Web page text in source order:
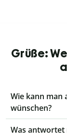
Grüße:
Wie kann man
wünschen?
Was antwortet